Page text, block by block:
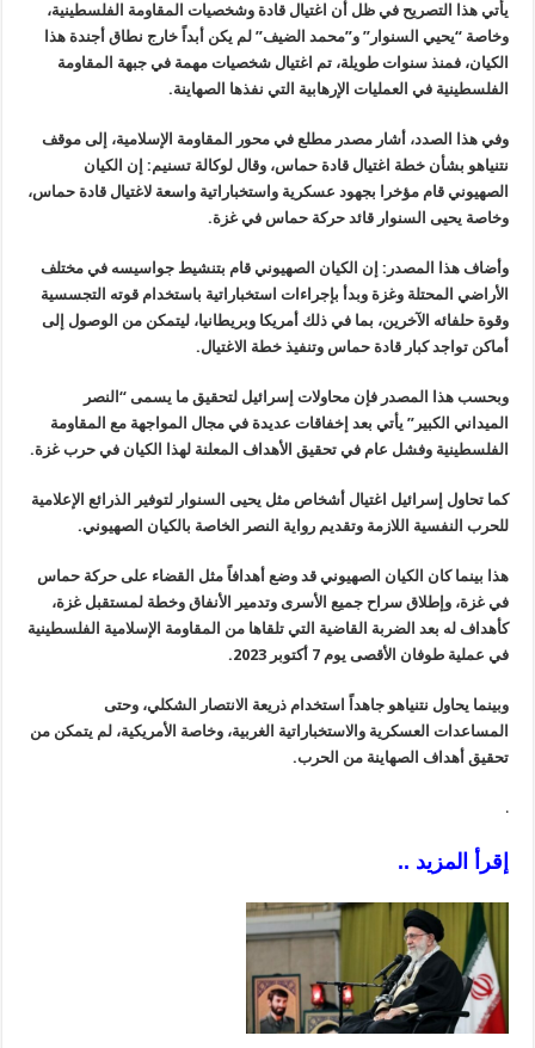
يأتي هذا التصريح في ظل أن اغتيال قادة وشخصيات المقاومة الفلسطينية،
وخاصة “يحيي السنوار” و”محمد الضيف” لم يكن أبداً خارج نطاق أجندة هذا
الكيان، فمنذ سنوات طويلة، تم اغتيال شخصيات مهمة في جبهة المقاومة
الفلسطينية في العمليات الإرهابية التي نفذها الصهاينة.
وفي هذا الصدد، أشار مصدر مطلع في محور المقاومة الإسلامية، إلى موقف
نتنياهو بشأن خطة اغتيال قادة حماس، وقال لوكالة تسنيم: إن الكيان
الصهيوني قام مؤخرا بجهود عسكرية واستخباراتية واسعة لاغتيال قادة حماس،
وخاصة يحيى السنوار قائد حركة حماس في غزة.
وأضاف هذا المصدر: إن الكيان الصهيوني قام بتنشيط جواسيسه في مختلف
الأراضي المحتلة وغزة وبدأ بإجراءات استخباراتية باستخدام قوته التجسسية
وقوة حلفائه الآخرين، بما في ذلك أمريكا وبريطانيا، ليتمكن من الوصول إلى
أماكن تواجد كبار قادة حماس وتنفيذ خطة الاغتيال.
وبحسب هذا المصدر فإن محاولات إسرائيل لتحقيق ما يسمى “النصر
الميداني الكبير” يأتي بعد إخفاقات عديدة في مجال المواجهة مع المقاومة
الفلسطينية وفشل عام في تحقيق الأهداف المعلنة لهذا الكيان في حرب غزة.
كما تحاول إسرائيل اغتيال أشخاص مثل يحيى السنوار لتوفير الذرائع الإعلامية
للحرب النفسية اللازمة وتقديم رواية النصر الخاصة بالكيان الصهيوني.
هذا بينما كان الكيان الصهيوني قد وضع أهدافاً مثل القضاء على حركة حماس
في غزة، وإطلاق سراح جميع الأسرى وتدمير الأنفاق وخطة لمستقبل غزة،
كأهداف له بعد الضربة القاضية التي تلقاها من المقاومة الإسلامية الفلسطينية
في عملية طوفان الأقصى يوم 7 أكتوبر 2023.
وبينما يحاول نتنياهو جاهداً استخدام ذريعة الانتصار الشكلي، وحتى
المساعدات العسكرية والاستخباراتية الغربية، وخاصة الأمريكية، لم يتمكن من
تحقيق أهداف الصهاينة من الحرب.
.
إقرأ المزيد ..